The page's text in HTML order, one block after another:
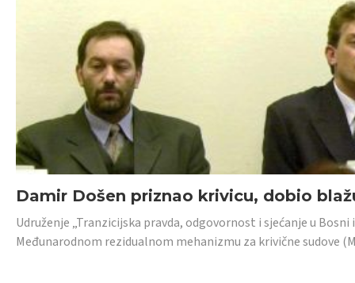
Damir Došen priznao krivicu, dobio
Udruženje „Tranzicijska pravda, odgovornost i sjećanje u
Međunarodnom rezidualnom mehanizmu za krivične sudove